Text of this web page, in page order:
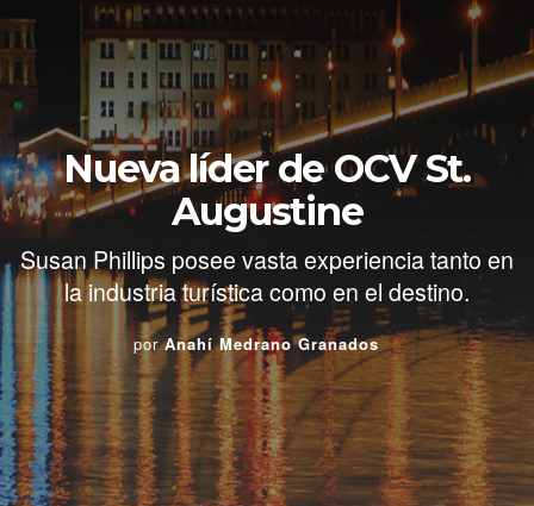
Nueva líder de OCV St.
Augustine
Susan Phillips posee vasta experiencia tanto en
la industria turística como en el destino.
por Anahí Medrano Granados